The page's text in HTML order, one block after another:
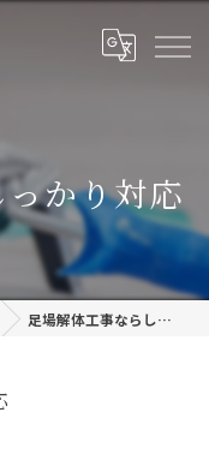
かり対応
足場解体工事ならしっかり対応